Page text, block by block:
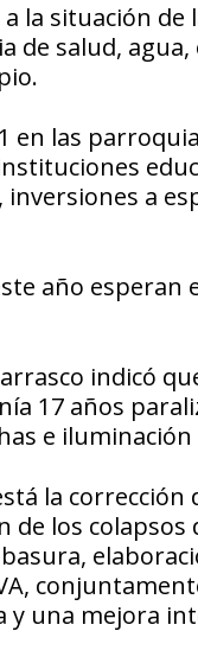
la situación
salud,
en las
a
año esperan
indicó
17 años
e iluminación
la
los colapsos
una mejora